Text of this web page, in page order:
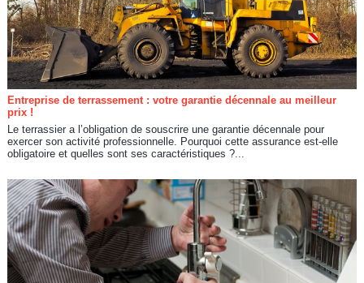
Entreprise de terrassement : votre garantie décennale au meilleur
prix !
Le terrassier a l’obligation de souscrire une garantie décennale pour
exercer son activité professionnelle. Pourquoi cette assurance est-elle
obligatoire et quelles sont ses caractéristiques ?...